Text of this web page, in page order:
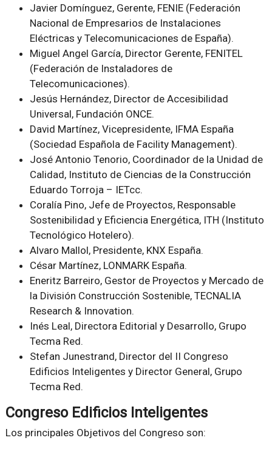
Javier Domínguez, Gerente, FENIE (Federación
Nacional de Empresarios de Instalaciones
Eléctricas y Telecomunicaciones de España).
Miguel Angel García, Director Gerente, FENITEL
(Federación de Instaladores de
Telecomunicaciones).
Jesús Hernández, Director de Accesibilidad
Universal, Fundación ONCE.
David Martínez, Vicepresidente, IFMA España
(Sociedad Española de Facility Management).
José Antonio Tenorio, Coordinador de la Unidad de
Calidad, Instituto de Ciencias de la Construcción
Eduardo Torroja – IETcc.
Coralía Pino, Jefe de Proyectos, Responsable
Sostenibilidad y Eficiencia Energética, ITH (Instituto
Tecnológico Hotelero).
Alvaro Mallol, Presidente, KNX España.
César Martínez, LONMARK España.
Eneritz Barreiro, Gestor de Proyectos y Mercado de
la División Construcción Sostenible, TECNALIA
Research & Innovation.
Inés Leal, Directora Editorial y Desarrollo, Grupo
Tecma Red.
Stefan Junestrand, Director del II Congreso
Edificios Inteligentes y Director General, Grupo
Tecma Red.
Congreso Edificios Inteligentes
Los principales Objetivos del Congreso son: